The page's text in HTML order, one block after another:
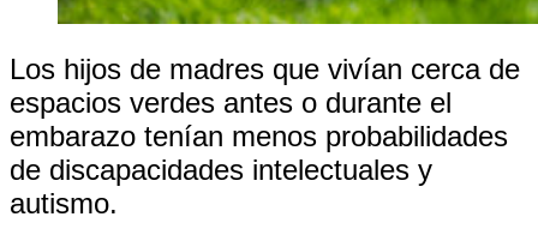
Los hijos de madres que vivían cerca de
espacios verdes antes o durante el
embarazo tenían menos probabilidades
de discapacidades intelectuales y
autismo.